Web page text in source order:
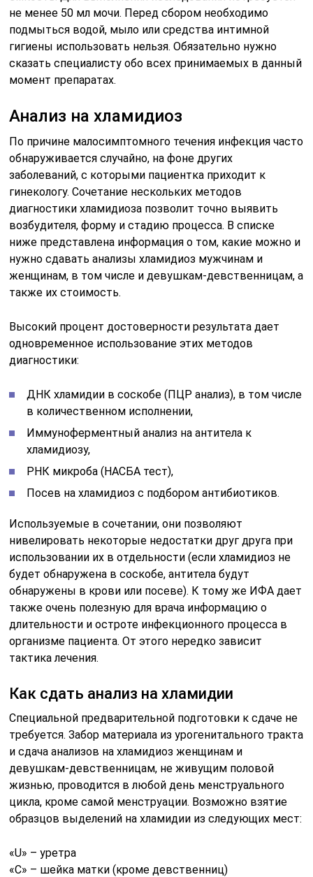
не менее 50 мл мочи. Перед сбором необходимо
подмыться водой, мыло или средства интимной
гигиены использовать нельзя. Обязательно нужно
сказать специалисту обо всех принимаемых в данный
момент препаратах.
Анализ на хламидиоз
По причине малосимптомного течения инфекция часто
обнаруживается случайно, на фоне других
заболеваний, с которыми пациентка приходит к
гинекологу. Сочетание нескольких методов
диагностики хламидиоза позволит точно выявить
возбудителя, форму и стадию процесса. В списке
ниже представлена информация о том, какие можно и
нужно сдавать анализы хламидиоз мужчинам и
женщинам, в том числе и девушкам-девственницам, а
также их стоимость.
Высокий процент достоверности результата дает
одновременное использование этих методов
диагностики:
ДНК хламидии в соскобе (ПЦР анализ), в том числе
в количественном исполнении,
Иммуноферментный анализ на антитела к
хламидиозу,
РНК микроба (НАСБА тест),
Посев на хламидиоз с подбором антибиотиков.
Используемые в сочетании, они позволяют
нивелировать некоторые недостатки друг друга при
использовании их в отдельности (если хламидиоз не
будет обнаружена в соскобе, антитела будут
обнаружены в крови или посеве). К тому же ИФА дает
также очень полезную для врача информацию о
длительности и остроте инфекционного процесса в
организме пациента. От этого нередко зависит
тактика лечения.
Как сдать анализ на хламидии
Специальной предварительной подготовки к сдаче не
требуется. Забор материала из урогенитального тракта
и сдача анализов на хламидиоз женщинам и
девушкам-девственницам, не живущим половой
жизнью, проводится в любой день менструального
цикла, кроме самой менструации. Возможно взятие
образцов выделений на хламидии из следующих мест:
«U» – уретра
«C» – шейка матки (кроме девственниц)